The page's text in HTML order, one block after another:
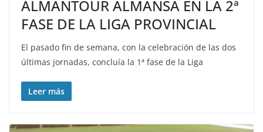
ALMANTOUR ALMANSA EN LA 2ª
FASE DE LA LIGA PROVINCIAL
El pasado fin de semana, con la celebración de las dos
últimas jornadas, concluía la 1ª fase de la Liga
Leer más